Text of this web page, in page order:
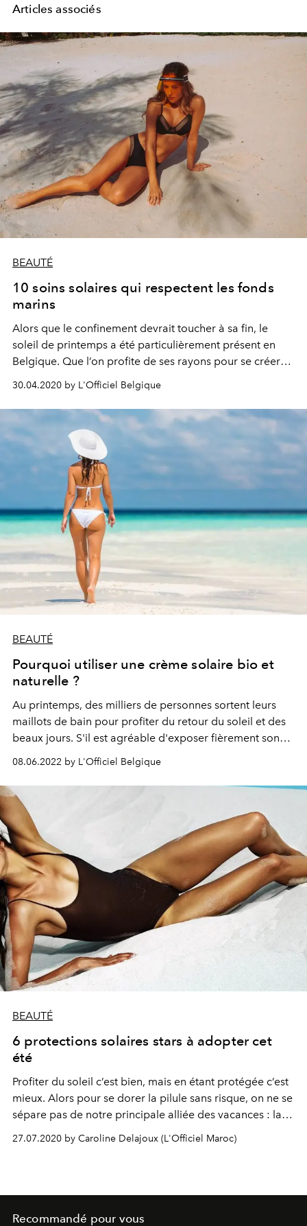
Articles associés
BEAUTÉ
10 soins solaires qui respectent les fonds
marins
Alors que le confinement devrait toucher à sa fin, le
soleil de printemps a été particulièrement présent en
Belgique. Que l’on profite de ses rayons pour se créer
bonne protection solaire reste de mise. Voici donc 10
soins solaires éco-friendly et non agressifs pour les
fonds marins, au cas où on aurait la chance de partir en
vacances cette année.
30.04.2020 by L'Officiel Belgique
BEAUTÉ
Pourquoi utiliser une crème solaire bio et
naturelle ?
Au printemps, des milliers de personnes sortent leurs
maillots de bain pour profiter du retour du soleil et des
beaux jours. S'il est agréable d'exposer fièrement son
rayons solaires peuvent vous causer des brulures
désagréables. La solution c'est d'utiliser une crème
solaire bio et naturelle. Pourquoi opter pour ce produit ?
Quels sont ses avantages, et comment le choisir ?
08.06.2022 by L'Officiel Belgique
BEAUTÉ
6 protections solaires stars à adopter cet
été
Profiter du soleil c’est bien, mais en étant protégée c’est
mieux. Alors pour se dorer la pilule sans risque, on ne se
sépare pas de notre principale alliée des vacances : la
revue des nouvelles protections solaires qui nous
27.07.2020 by Caroline Delajoux (L'Officiel Maroc)
Recommandé pour vous